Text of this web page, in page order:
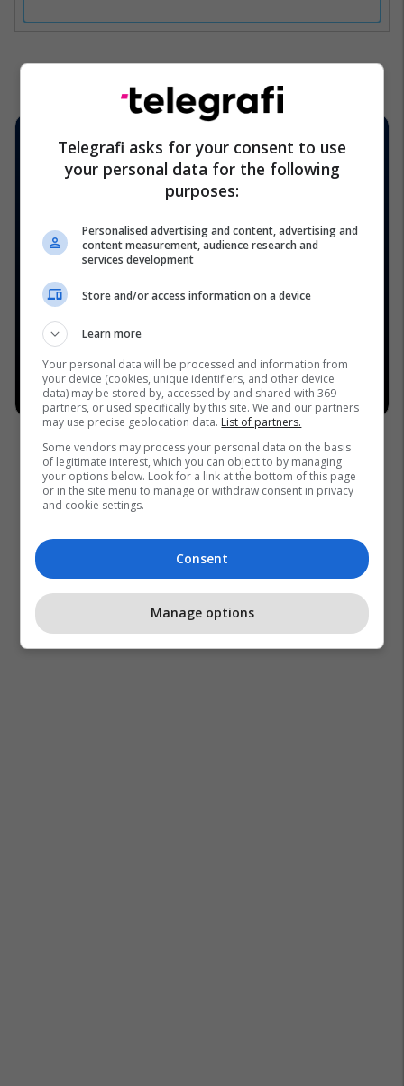
Telegrafi asks for your consent to use
your personal data for the following
purposes:
Personalised advertising and content, advertising and
content measurement, audience research and
services development
Store and/or access information on a device
Learn more
Your personal data will be processed and information from
your device (cookies, unique identifiers, and other device
data) may be stored by, accessed by and shared with 369
partners, or used specifically by this site. We and our partners
may use precise geolocation data. List of partners.
Some vendors may process your personal data on the basis
of legitimate interest, which you can object to by managing
your options below. Look for a link at the bottom of this page
or in the site menu to manage or withdraw consent in privacy
and cookie settings.
Consent
Manage options